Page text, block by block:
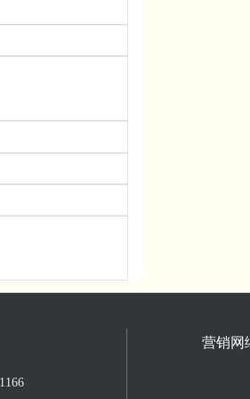
营销网